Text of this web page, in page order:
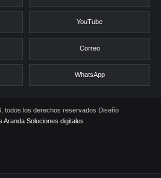
YouTube
Correo
WhatsApp
todos los derechos reservados Diseño
Aranda Soluciones digitales